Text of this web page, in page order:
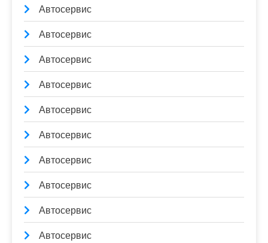
Автосервис
Автосервис
Автосервис
Автосервис
Автосервис
Автосервис
Автосервис
Автосервис
Автосервис
Автосервис